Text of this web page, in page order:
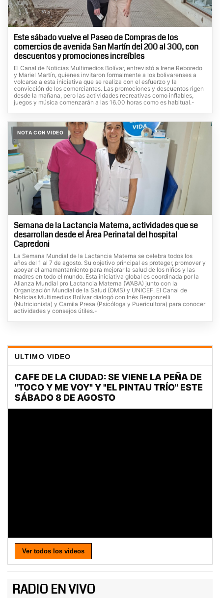
Este sábado vuelve el Paseo de Compras de los
comercios de avenida San Martín del 200 al 300, con
descuentos y promociones increíbles
El Canal de Noticias Multimedios Bolívar, entrevistó a Irene Reboredo
y Mariel Martín, quienes invitaron formalmente a los bolivarenses a
volcarse a esta iniciativa que se realiza con el esfuerzo y la
convicción de los comerciantes. Las promociones y descuentos rigen
desde la mañana, pero las actividades recreativas como inflables,
juegos y música comenzarán a las 16.00 horas como es habitual.-
NOTA CON VIDEO
Semana de la Lactancia Materna, actividades que se
desarrollan desde el Área Perinatal del hospital
Capredoni
La Semana Mundial de la Lactancia Materna se celebra todos los
años del 1 al 7 de agosto. Su objetivo principal es proteger, promover y
apoyar el amamantamiento para mejorar la salud de los niños y las
madres en todo el mundo. Esta iniciativa global es coordinada por la
Alianza Mundial pro Lactancia Materna (WABA) junto con la
Organización Mundial de la Salud (OMS) y UNICEF. El Canal de
Noticias Multimedios Bolívar dialogó con Inés Bergonzelli
(Nutricionista) y Camila Presa (Psicóloga y Puericultora) para conocer
actividades y consejos útiles.-
ULTIMO VIDEO
Ver todos los videos
RADIO EN VIVO